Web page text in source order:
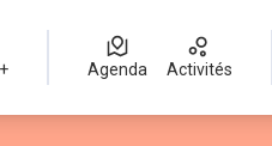
Agenda Activités